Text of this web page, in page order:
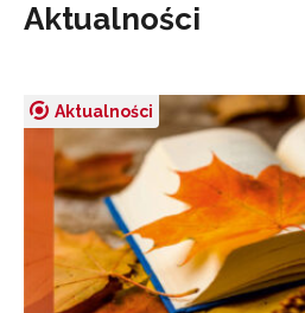
Aktualności
Aktualności